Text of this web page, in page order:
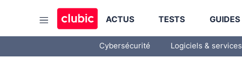
ACTUS TESTS GUIDES
Cybersécurité Logiciels & services